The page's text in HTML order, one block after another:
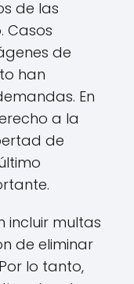
de las
Casos
de
han
En
a la
de
incluir multas
de eliminar
lo tanto,